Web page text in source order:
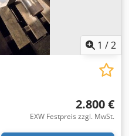
1 /2
2.800 €
EXW Festpreis zzgl. MwSt.